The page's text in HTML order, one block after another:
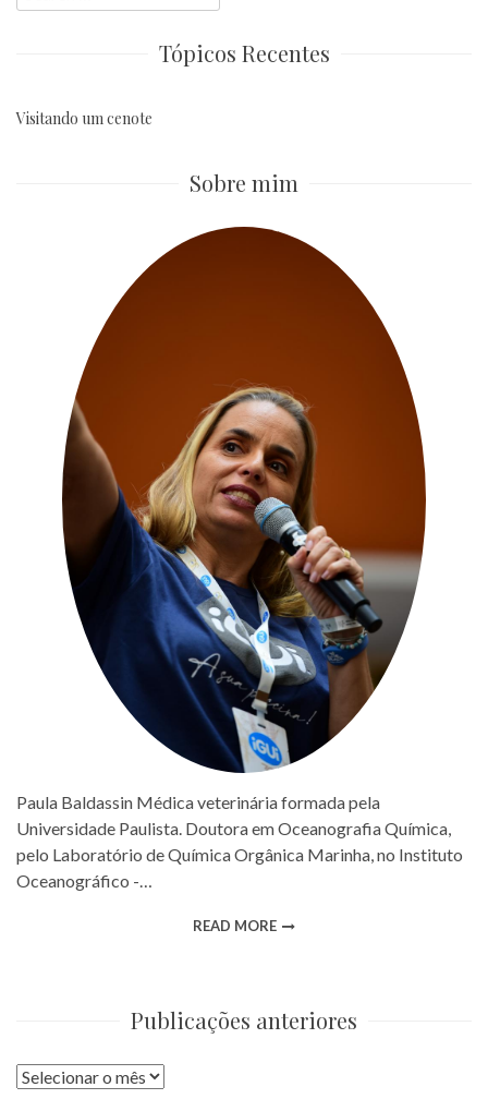
for:
Tópicos Recentes
Visitando um cenote
Sobre mim
Paula Baldassin Médica veterinária formada pela
Universidade Paulista. Doutora em Oceanografia Química,
pelo Laboratório de Química Orgânica Marinha, no Instituto
Oceanográfico -…
READ MORE
Publicações anteriores
Publicações